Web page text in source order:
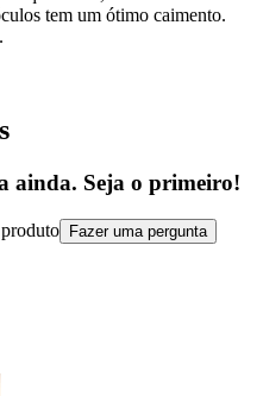
tem um ótimo caimento.
ainda. Seja o primeiro!
Fazer uma pergunta